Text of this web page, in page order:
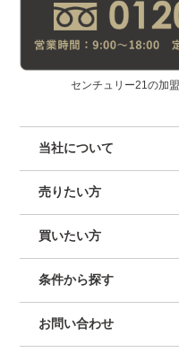
センチュリー21の加
当社について
売りたい方
買いたい方
条件から探す
お問い合わせ